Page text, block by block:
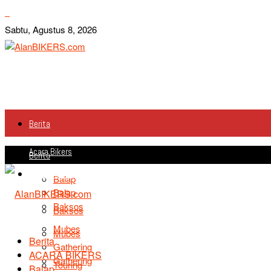
Sabtu, Agustus 8, 2026
Berita
Acara Bikers
Balap
Baksos
Mubes
Gathering
Berita
Acara Bikers
Balap
Baksos
Mubes
Gathering
Touring
Berita
ACARA BIKERS